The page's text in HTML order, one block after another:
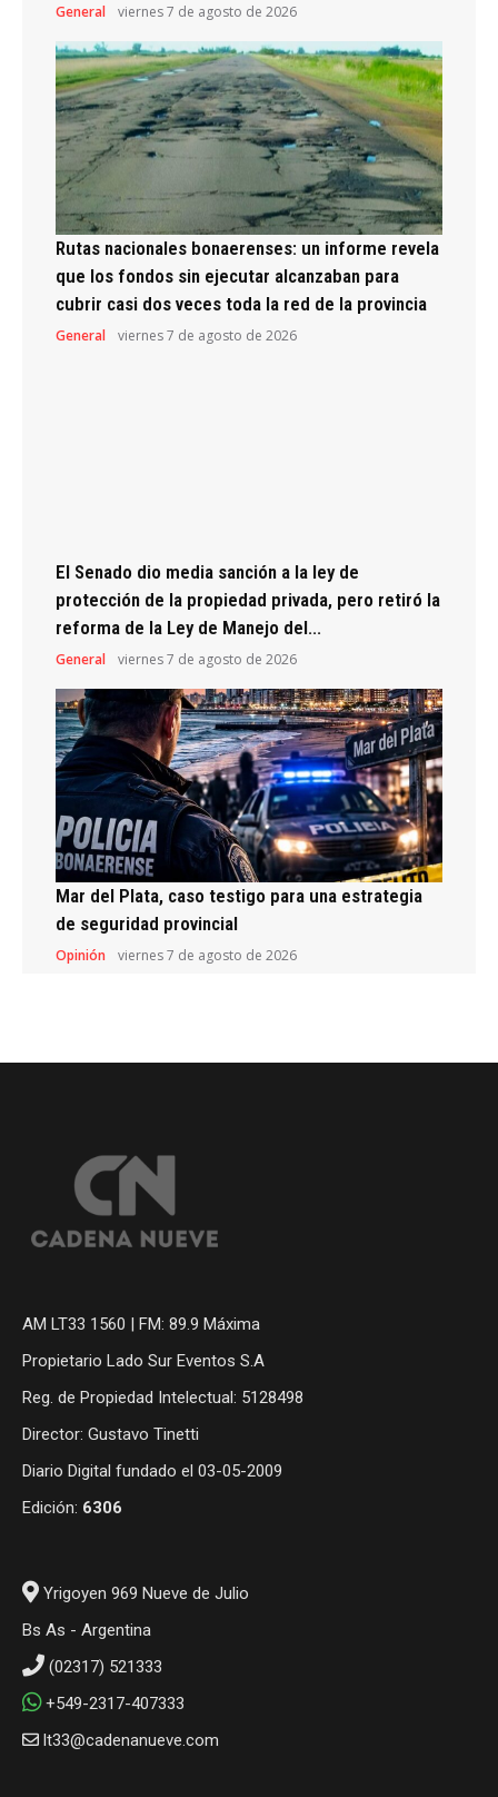
General viernes 7 de agosto de 2026
Rutas nacionales bonaerenses: un informe revela
que los fondos sin ejecutar alcanzaban para
cubrir casi dos veces toda la red de la provincia
General viernes 7 de agosto de 2026
El Senado dio media sanción a la ley de
protección de la propiedad privada, pero retiró la
reforma de la Ley de Manejo del...
General viernes 7 de agosto de 2026
Mar del Plata, caso testigo para una estrategia
de seguridad provincial
Opinión viernes 7 de agosto de 2026
AM LT33 1560 | FM: 89.9 Máxima
Propietario Lado Sur Eventos S.A
Reg. de Propiedad Intelectual: 5128498
Director: Gustavo Tinetti
Diario Digital fundado el 03-05-2009
Edición: 6306
Yrigoyen 969 Nueve de Julio
Bs As - Argentina
(02317) 521333
+549-2317-407333
lt33@cadenanueve.com